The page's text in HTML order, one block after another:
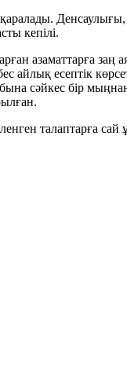
Денсаулығы,
кепілі.
азаматтарға
айлық есептік
сәйкес бір
талаптарға